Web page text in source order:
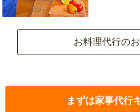
お料理代行の
まずは家事代行